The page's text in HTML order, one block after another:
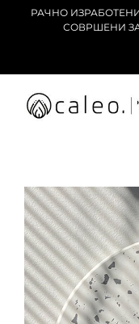
РАЧНО
СОВРШЕНИ